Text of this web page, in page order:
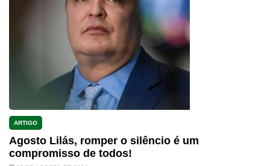
ARTIGO
Agosto Lilás, romper o silêncio é um
compromisso de todos!